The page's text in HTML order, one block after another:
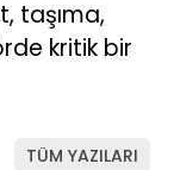
taşıma,
kritik bir
TÜM YAZILARI